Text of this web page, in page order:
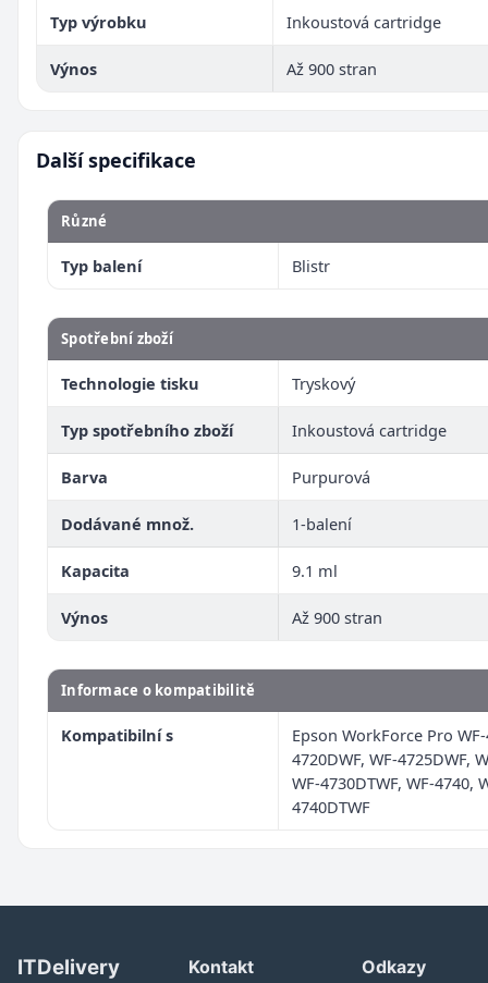
Typ výrobku Inkoustová cartridge
Výnos Až 900 stran
Další specifikace
Různé
Typ balení Blistr
Spotřební zboží
Technologie tisku Tryskový
Typ spotřebního zboží Inkoustová cartridge
Barva Purpurová
Dodávané množ. 1-balení
Kapacita 9.1 ml
Výnos Až 900 stran
Informace o kompatibilitě
Kompatibilní s
Epson WorkForce Pro
4720DWF, WF-4725DWF,
WF-4730DTWF, WF-4740,
4740DTWF
ITDelivery
Kontakt
Odkazy